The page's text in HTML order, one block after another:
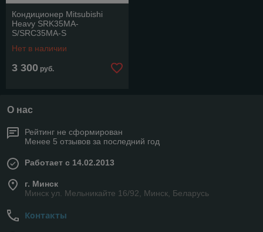
Кондиционер Mitsubishi
Heavy SRK35MA-
S/SRC35MA-S
Нет в наличии
3 300 руб.
О нас
Рейтинг не сформирован
Менее 5 отзывов за последний год
Работает с 14.02.2013
г. Минск
Минск ул. Мельникайте 16/92, Минск, Беларусь
Контакты